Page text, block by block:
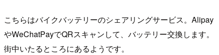
こちらはバイクバッテリーのシェアリングサービス。Alipay
やWeChatPayでQRスキャンして、バッテリー交換します。
街中いたるところにあるようです。